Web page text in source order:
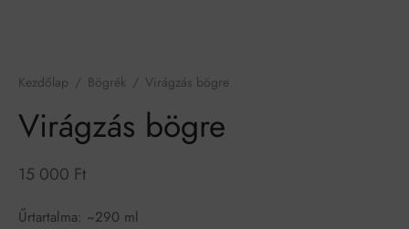
Kezdőlap / Bögrék / Virágzás bögre
Virágzás bögre
15 000 Ft
Űrtartalma: ~290 ml